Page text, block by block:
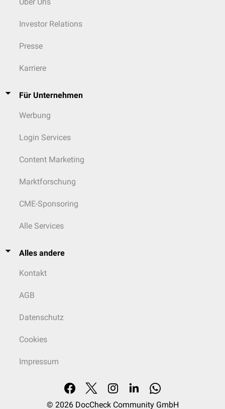
Investor Relations
Presse
Karriere
Für Unternehmen
Werbung
Login Services
Content Marketing
Marktforschung
CME-Sponsoring
Alle Services
Alles andere
Kontakt
AGB
Datenschutz
Cookies
Impressum
© 2026 DocCheck Community GmbH